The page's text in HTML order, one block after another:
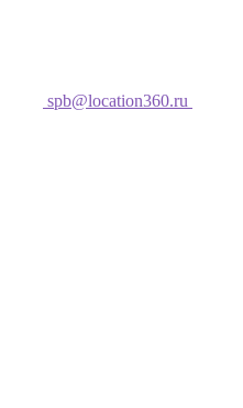
spb@location360.ru